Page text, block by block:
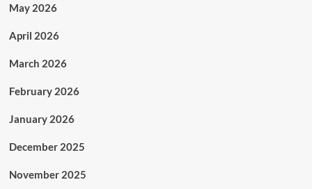
May 2026
April 2026
March 2026
February 2026
January 2026
December 2025
November 2025